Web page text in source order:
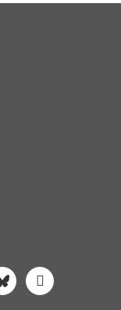
BlueskyWhatsapp